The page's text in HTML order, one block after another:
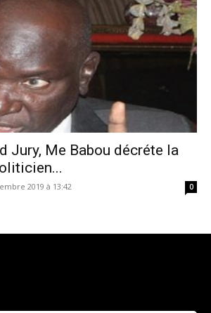
Jury, Me Babou décréte la
2019 à 13:42 0